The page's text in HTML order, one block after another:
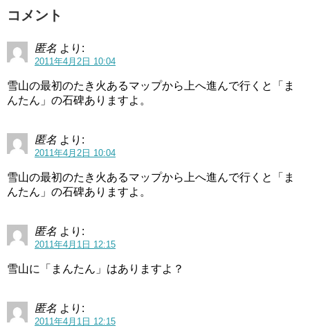
コメント
匿名 より:
2011年4月2日 10:04
雪山の最初のたき火あるマップから上へ進んで行くと「ま
んたん」の石碑ありますよ。
匿名 より:
2011年4月2日 10:04
雪山の最初のたき火あるマップから上へ進んで行くと「ま
んたん」の石碑ありますよ。
匿名 より:
2011年4月1日 12:15
雪山に「まんたん」はありますよ？
匿名 より:
2011年4月1日 12:15